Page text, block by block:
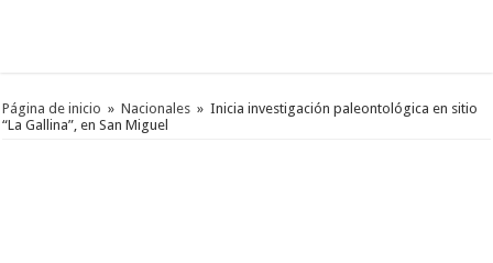
Página de inicio » Nacionales » Inicia investigación paleontológica en sitio
“La Gallina”, en San Miguel